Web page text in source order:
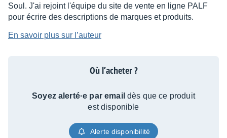
Soul. J'ai rejoint l'équipe du site de vente en ligne PALF
pour écrire des descriptions de marques et produits.
En savoir plus sur l’auteur
Où l’acheter ?
Soyez alerté·e par email dès que ce produit
est disponible
Alerte disponibilité